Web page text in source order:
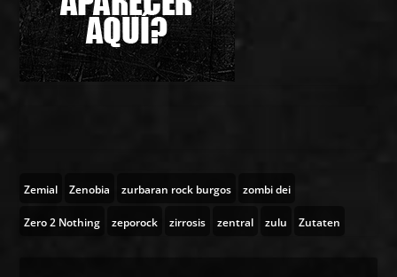
Zemial Zenobia zurbaran rock burgos zombi dei
Zero 2 Nothing zeporock zirrosis zentral zulu Zutaten